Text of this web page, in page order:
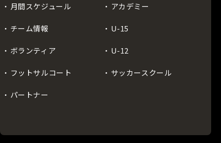
月間スケジュール
チーム情報
ボランティア
フットサルコート
パートナー
アカデミー
U-15
U-12
サッカースクール